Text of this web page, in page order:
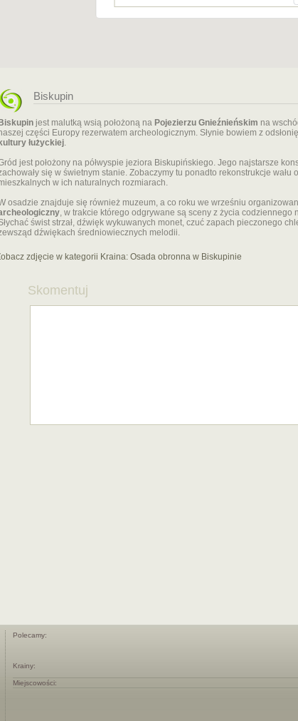
Biskupin
jest malutką wsią położoną na Pojezierzu Gnieźnieńskim na
części Europy rezerwatem archeologicznym. Słynie bowiem z
łużyckiej.
jest położony na półwyspie jeziora Biskupińskiego. Jego najstarsze
się w świetnym stanie. Zobaczymy tu ponadto rekonstrukcje
w ich naturalnych rozmiarach.
osadzie znajduje się również muzeum, a co roku we wrześniu
, w trakcie którego odgrywane są sceny z życia
świst strzał, dźwięk wykuwanych monet, czuć zapach pieczonego
dźwiękach średniowiecznych melodii.
zdjęcie w kategorii Kraina: Osada obronna w Biskupinie
Skomentuj
Polecamy:
Krainy:
Miejscowości: